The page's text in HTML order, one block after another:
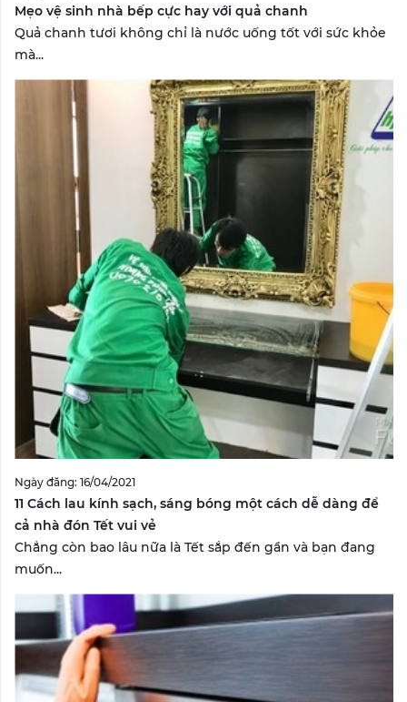
Mẹo vệ sinh nhà bếp cực hay với quả chanh
Quả chanh tươi không chỉ là nước uống tốt với sức khỏe
mà...
Ngày đăng: 16/04/2021
11 Cách lau kính sạch, sáng bóng một cách dễ dàng để
cả nhà đón Tết vui vẻ
Chẳng còn bao lâu nữa là Tết sắp đến gần và bạn đang
muốn...